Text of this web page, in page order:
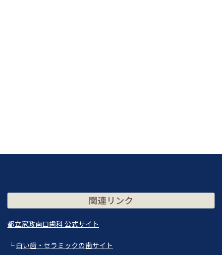
関連リンク
都立家政南口歯科 公式サイト
└白い歯・セラミックの歯サイト